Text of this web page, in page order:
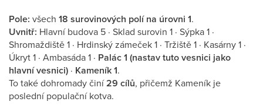
Pole: všech 18 surovinových polí na úrovni 1.
Uvnitř: Hlavní budova 5 · Sklad surovin 1 · Sýpka 1 ·
Shromaždiště 1 · Hrdinský zámeček 1 · Tržiště 1 · Kasárny 1 ·
Úkryt 1 · Ambasáda 1 · Palác 1 (nastav tuto vesnici jako
hlavní vesnici) · Kameník 1.
To také dohromady činí29 cílů, přičemž Kameník je
poslední populační kotva.